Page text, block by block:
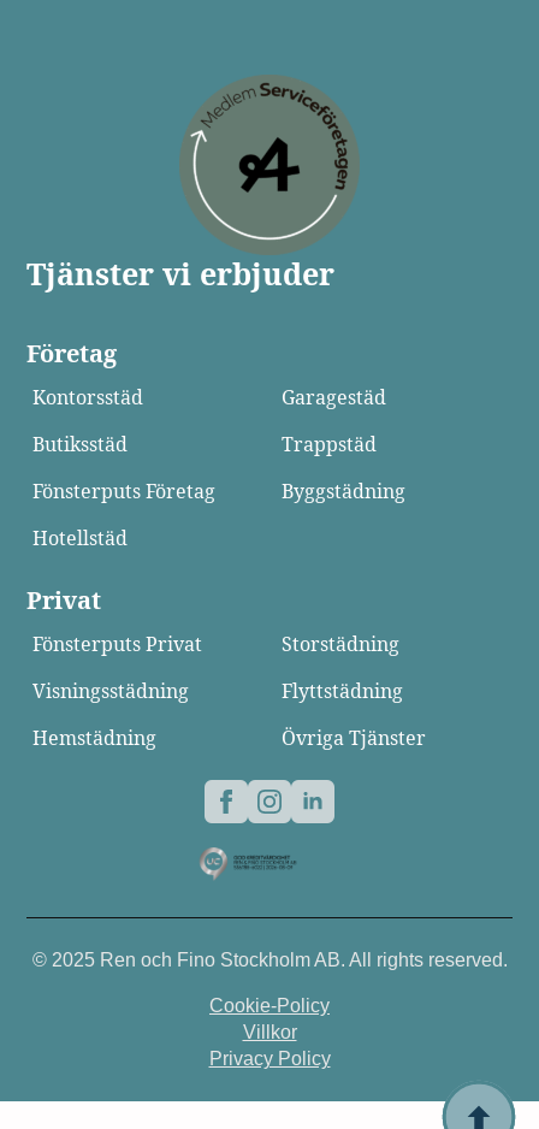
Tjänster vi erbjuder
Företag
Kontorsstäd
Garagestäd
Butiksstäd
Trappstäd
Fönsterputs Företag
Byggstädning
Hotellstäd
Privat
Fönsterputs Privat
Storstädning
Visningsstädning
Flyttstädning
Hemstädning
Övriga Tjänster
© 2025 Ren och Fino Stockholm AB. All rights reserved.
Cookie-Policy
Villkor
Privacy Policy